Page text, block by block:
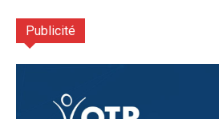
Publicité